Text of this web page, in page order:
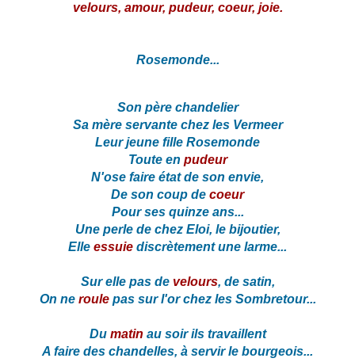
velours, amour, pudeur, coeur, joie.
Rosemonde...
Son père chandelier
Sa mère servante chez les Vermeer
Leur jeune fille Rosemonde
Toute en pudeur
N'ose faire état de son envie,
De son coup de coeur
Pour ses quinze ans...
Une perle de chez Eloi, le bijoutier,
Elle essuie discrètement une larme...
Sur elle pas de velours, de satin,
On ne roule pas sur l'or chez les Sombretour...
Du matin au soir ils travaillent
A faire des chandelles, à servir le bourgeois...